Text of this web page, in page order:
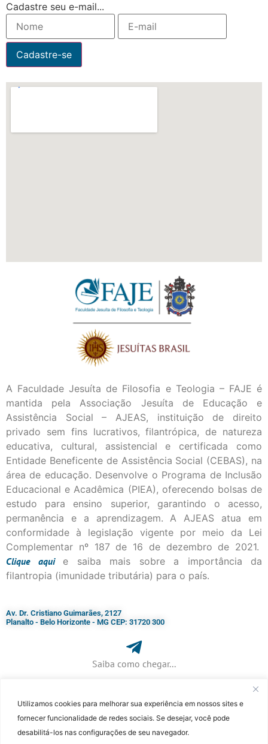
Utilizamos cookies para melhorar sua experiência em nossos sites e
fornecer funcionalidade de redes sociais. Se desejar, você pode
desabilitá-los nas configurações de seu navegador.
Cadastre seu e-mail...
A Faculdade Jesuíta de Filosofia e Teologia – FAJE é
mantida pela Associação Jesuíta de Educação e
Assistência Social – AJEAS, instituição de direito
privado sem fins lucrativos, filantrópica, de natureza
educativa, cultural, assistencial e certificada como
Entidade Beneficente de Assistência Social (CEBAS), na
área de educação. Desenvolve o Programa de Inclusão
Educacional e Acadêmica (PIEA), oferecendo bolsas de
estudo para ensino superior, garantindo o acesso,
permanência e a aprendizagem. A AJEAS atua em
conformidade à legislação vigente por meio da Lei
Complementar nº 187 de 16 de dezembro de 2021.
Cliqueaqui
e saiba mais sobre a importância da
filantropia (imunidade tributária) para o país.
Av. Dr. Cristiano Guimarães, 2127
Planalto - Belo Horizonte - MG CEP: 31720 300
Saiba como chegar...
+ 55 (31) 3115-7000​